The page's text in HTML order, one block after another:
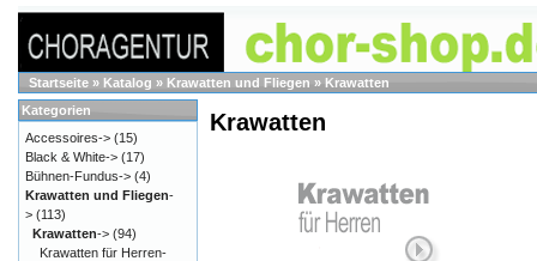
Startseite » Katalog » Krawatten und Fliegen » Krawatten
Krawatten
Kategorien
Accessoires-> (15)
Black & White-> (17)
Bühnen-Fundus-> (4)
Krawatten und Fliegen-
> (113)
Krawatten-> (94)
Krawatten für Herren-